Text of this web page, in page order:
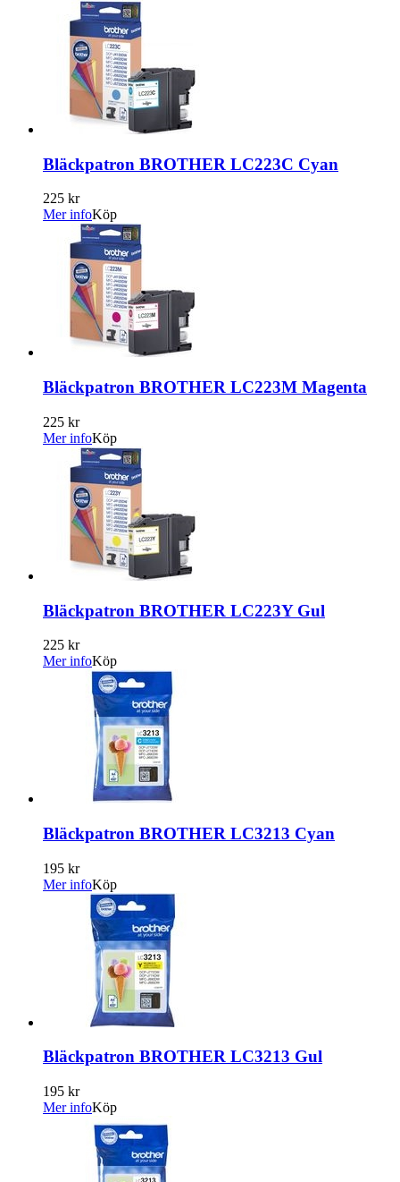
Bläckpatron BROTHER LC223C Cyan
225 kr
Mer infoKöp
Bläckpatron BROTHER LC223M Magenta
225 kr
Mer infoKöp
Bläckpatron BROTHER LC223Y Gul
225 kr
Mer infoKöp
Bläckpatron BROTHER LC3213 Cyan
195 kr
Mer infoKöp
Bläckpatron BROTHER LC3213 Gul
195 kr
Mer infoKöp